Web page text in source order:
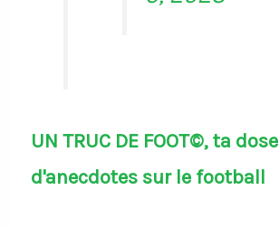
UN TRUC DE FOOT©, ta dose
d'anecdotes sur le football